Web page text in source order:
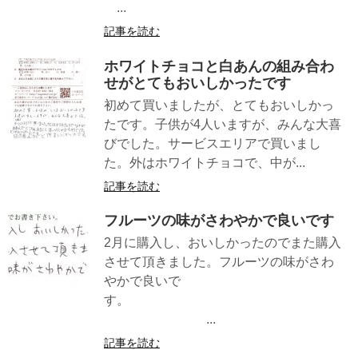
...
記事を読む
ホワイトチョコと白あんの組み合わ
せがとてもおいしかったです
初めて買いましたが、とてもおいしかっ
たです。子供が4人いますが、みんな大喜
びでした。サービスエリアで買いまし
た。外はホワイトチョコで、中が...
記事を読む
フルーツの味がさわやかで良いです
2月に購入し、おいしかったのでまた購入
させて頂きました。フルーツの味がさわ
やかで良いで
す。
...
記事を読む